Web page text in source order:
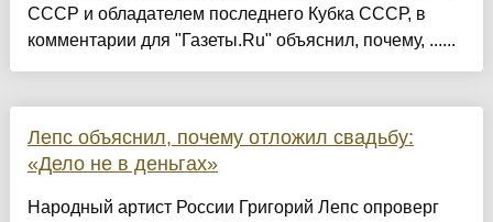
СССР и обладателем последнего Кубка СССР, в
комментарии для "Газеты.Ru" объяснил, почему, ......
Лепс объяснил, почему отложил свадьбу:
«Дело не в деньгах»
Народный артист России Григорий Лепс опроверг